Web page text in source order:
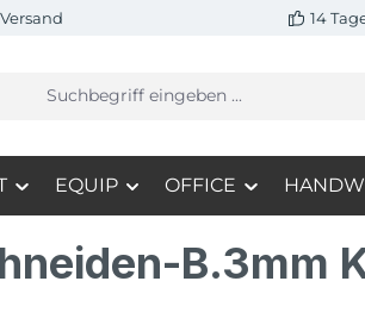
14
EQUIP OFFICE
B.3mm